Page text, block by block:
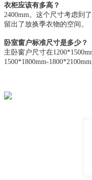
衣柜应该有多高？
2400mm。这个尺寸考虑到
留出了放换季衣物的空间。
卧室窗户标准尺寸是多少？
主卧窗户尺寸在
1500*1800mm-1800*2100mm